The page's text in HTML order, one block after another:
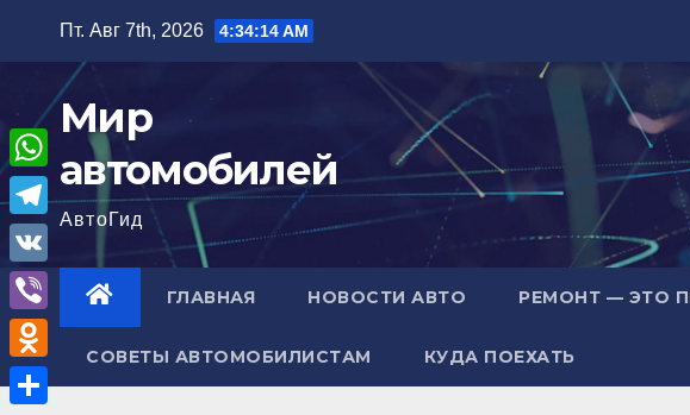
содержимому
Пт. Авг 7th, 2026 4:34:15 AM
Мир
автомобилей
АвтоГид
ГЛАВНАЯ НОВОСТИ АВТО РЕМОНТ — ЭТО
СОВЕТЫ АВТОМОБИЛИСТАМ КУДА ПОЕХАТЬ
W
h
a
A
T
e
l
e
g
V
K
V
i
b
O